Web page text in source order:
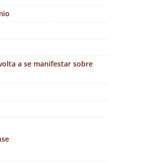
a se manifestar sobre